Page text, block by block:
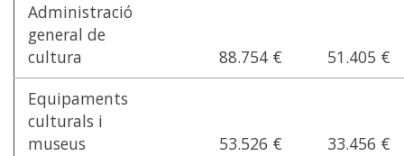
Administració
general de
cultura
88.754 €
51.405 €
Equipaments
culturals i
museus
53.526 €
33.456 €